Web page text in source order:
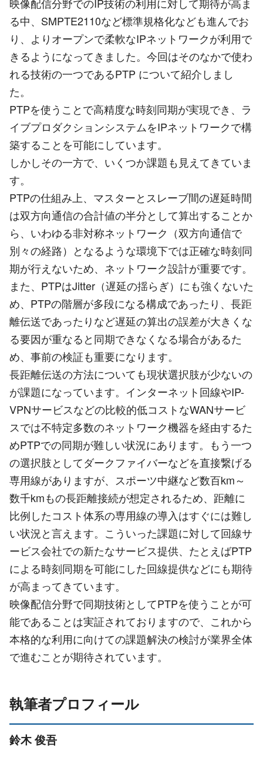
る中、SMPTE2110など標準規格化なども進んでお
り、よりオープンで柔軟なIPネットワークが利用で
きるようになってきました。今回はそのなかで使わ
れる技術の一つであるPTP について紹介しまし
た。
PTPを使うことで高精度な時刻同期が実現でき、ラ
イブプロダクションシステムをIPネットワークで構
築することを可能にしています。
しかしその一方で、いくつか課題も見えてきていま
す。
PTPの仕組み上、マスターとスレーブ間の遅延時間
は双方向通信の合計値の半分として算出することか
ら、いわゆる非対称ネットワーク（双方向通信で
別々の経路）となるような環境下では正確な時刻同
期が行えないため、ネットワーク設計が重要です。
また、PTPはJitter（遅延の揺らぎ）にも強くないた
め、PTPの階層が多段になる構成であったり、長距
離伝送であったりなど遅延の算出の誤差が大きくな
る要因が重なると同期できなくなる場合があるた
め、事前の検証も重要になります。
長距離伝送の方法についても現状選択肢が少ないの
が課題になっています。インターネット回線やIP-
VPNサービスなどの比較的低コストなWANサービ
スでは不特定多数のネットワーク機器を経由するた
めPTPでの同期が難しい状況にあります。もう一つ
の選択肢としてダークファイバーなどを直接繋げる
専用線がありますが、スポーツ中継など数百km～
数千kmもの長距離接続が想定されるため、距離に
比例したコスト体系の専用線の導入はすぐには難し
い状況と言えます。こういった課題に対して回線サ
ービス会社での新たなサービス提供、たとえばPTP
による時刻同期を可能にした回線提供などにも期待
が高まってきています。
映像配信分野で同期技術としてPTPを使うことが可
能であることは実証されておりますので、これから
本格的な利用に向けての課題解決の検討が業界全体
で進むことが期待されています。
執筆者プロフィール
鈴木 俊吾